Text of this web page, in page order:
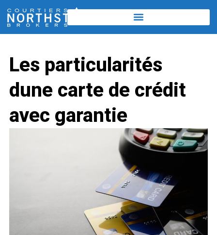
Les particularités
dune carte de crédit
avec garantie